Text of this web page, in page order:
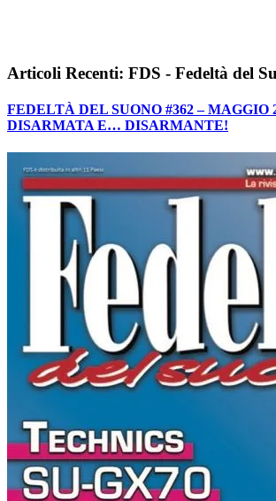
Articoli Recenti: FDS - Fedeltà del
FEDELTÀ DEL SUONO #362 – MAGGIO
DISARMATA E… DISARMANTE!